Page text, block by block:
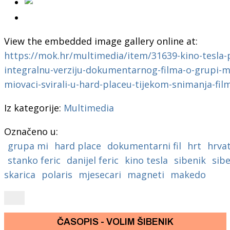
View the embedded image gallery online at:
https://mok.hr/multimedia/item/31639-kino-
integralnu-verziju-dokumentarnog-filma-o-grupi-
miovaci-svirali-u-hard-placeu-tijekom-snimanja-
Iz kategorije: Multimedia
Označeno u:
grupa mi
hard place dokumentarni fil hrt
stanko feric danijel feric kino tesla sibenik
skarica
polaris mjesecari magneti makedo
ČASOPIS - VOLIM ŠIBENIK